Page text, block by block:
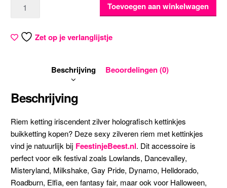
Toevoegen aan winkelwagen
Zet op je verlanglijstje
Beschrijving Beoordelingen (0)
Beschrijving
Riem ketting iriscendent zilver holografisch kettinkjes
buikketting kopen? Deze sexy zilveren riem met kettinkjes
vind je natuurlijk bij FeestinjeBeest.nl. Dit accessoire is
perfect voor elk festival zoals Lowlands, Dancevalley,
Misteryland, Milkshake, Gay Pride, Dynamo, Helldorado,
Roadburn, Elfia, een fantasy fair, maar ook voor Halloween,